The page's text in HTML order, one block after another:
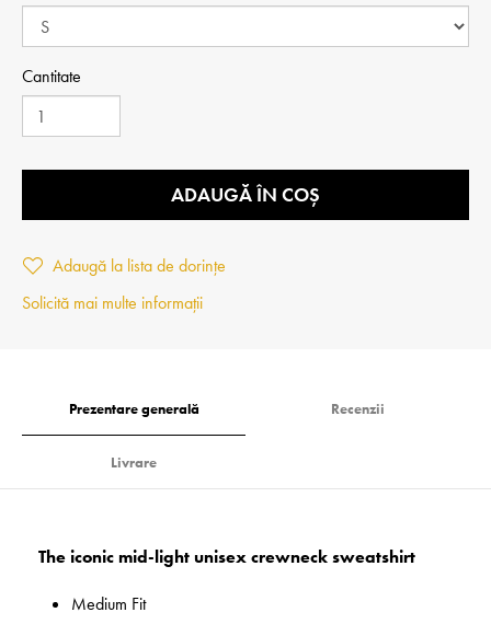
Cantitate
ADAUGĂ ÎN COȘ
Adaugă la lista de dorințe
Solicită mai multe informații
Prezentare generală Recenzii
Livrare
The iconic mid-light unisex crewneck sweatshirt
Medium Fit